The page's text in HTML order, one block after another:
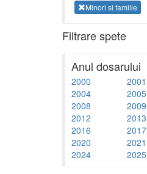
Minori si familie
Filtrare spete
Anul dosarului
2000 2001
2004
2005
2008
2009
2012
2013
2016
2017
2020
2021
2024
2025